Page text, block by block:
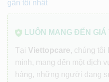
gần tôi nhất
LUÔN MANG ĐẾN GIÁ
Tại Viettopcare, chúng tôi
mình, mang đến một dịch
hàng, những người đang